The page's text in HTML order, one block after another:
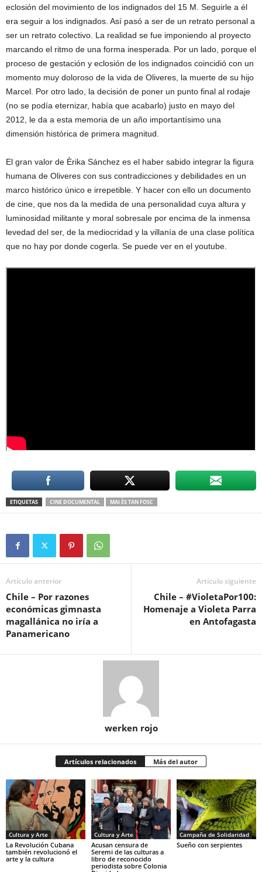
eclosión del movimiento de los indignados del 15 M. Seguirle a él
era seguir a los indignados. Así pasó a ser de un retrato personal a
ser un retrato colectivo. La realidad se fue imponiendo al proyecto
marcando el ritmo de una forma inesperada. Por un lado, porque el
proceso de gestación y eclosión de los indignados coincidió con un
momento muy doloroso de la vida de Oliveres, la muerte de su hijo
Marcel. Por otro lado, la decisión de poner un punto final al rodaje
(no se podía eternizar, había que acabarlo) justo en mayo del
2012, le da a esta memoria de un año importantísimo una
dimensión histórica de primera magnitud.
El gran valor de Èrika Sánchez es el haber sabido integrar la figura
humana de Oliveres con sus contradicciones y debilidades en un
marco histórico único e irrepetible. Y hacer con ello un documento
de cine, que nos da la medida de una personalidad cuya altura y
luminosidad militante y moral sobresale por encima de la inmensa
levedad del ser, de la mediocridad y la villanía de una clase política
que no hay por donde cogerla. Se puede ver en el youtube.
ETIQUETAS CINE DOCUMENTAL MAI ÈS TAN FOSC
Artículo anterior
Chile – Por razones
económicas gimnasta
magallánica no iría a
Panamericano
Artículo siguiente
Chile – #VioletaPor100:
Homenaje a Violeta Parra
en Antofagasta
werken rojo
Artículos relacionados Más del autor
Cultura y Arte
La Revolución Cubana
también revolucionó el
arte y la cultura
Cultura y Arte
Acusan censura de
Seremi de las culturas a
libro de reconocido
periodista sobre Colonia
Campaña de Solidaridad
Sueño con serpientes